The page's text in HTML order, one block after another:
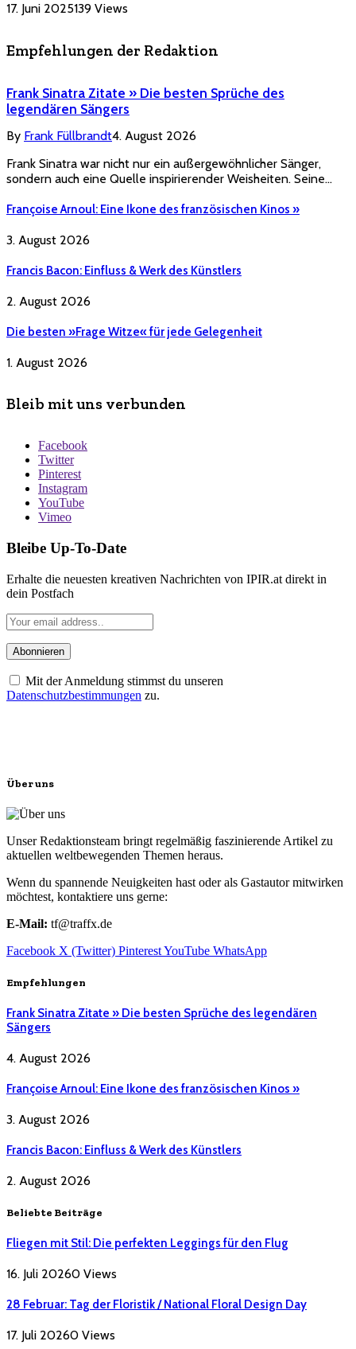
17. Juni 2025139 Views
Empfehlungen der Redaktion
Frank Sinatra Zitate » Die besten Sprüche des
legendären Sängers
By Frank Füllbrandt4. August 2026
Frank Sinatra war nicht nur ein außergewöhnlicher Sänger,
sondern auch eine Quelle inspirierender Weisheiten. Seine…
Françoise Arnoul: Eine Ikone des französischen Kinos »
3. August 2026
Francis Bacon: Einfluss & Werk des Künstlers
2. August 2026
Die besten »Frage Witze« für jede Gelegenheit
1. August 2026
Bleib mit uns verbunden
Facebook
Twitter
Pinterest
Instagram
YouTube
Vimeo
Bleibe Up-To-Date
Erhalte die neuesten kreativen Nachrichten von IPIR.at direkt in
dein Postfach
Mit der Anmeldung stimmst du unseren
Datenschutzbestimmungen zu.
Über uns
Unser Redaktionsteam bringt regelmäßig faszinierende Artikel zu
aktuellen weltbewegenden Themen heraus.
Wenn du spannende Neuigkeiten hast oder als Gastautor mitwirken
möchtest, kontaktiere uns gerne:
E-Mail: tf@traffx.de
Facebook X (Twitter) PinterestYouTube WhatsApp
Empfehlungen
Frank Sinatra Zitate » Die besten Sprüche des legendären
Sängers
4. August 2026
Françoise Arnoul: Eine Ikone des französischen Kinos »
3. August 2026
Francis Bacon: Einfluss & Werk des Künstlers
2. August 2026
Beliebte Beiträge
Fliegen mit Stil: Die perfekten Leggings für den Flug
16. Juli 20260 Views
28 Februar: Tag der Floristik / National Floral Design Day
17. Juli 20260 Views